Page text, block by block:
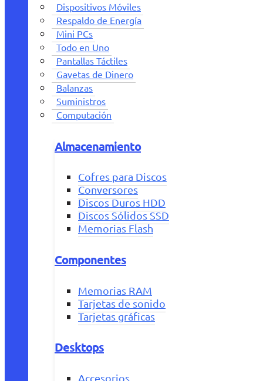
Dispositivos Móviles
Respaldo de Energía
Mini PCs
Todo en Uno
Pantallas Táctiles
Gavetas de Dinero
Balanzas
Suministros
Computación
Almacenamiento
Cofres para Discos
Conversores
Discos Duros HDD
Discos Sólidos SSD
Memorias Flash
Componentes
Memorias RAM
Tarjetas de sonido
Tarjetas gráficas
Desktops
Accesorios